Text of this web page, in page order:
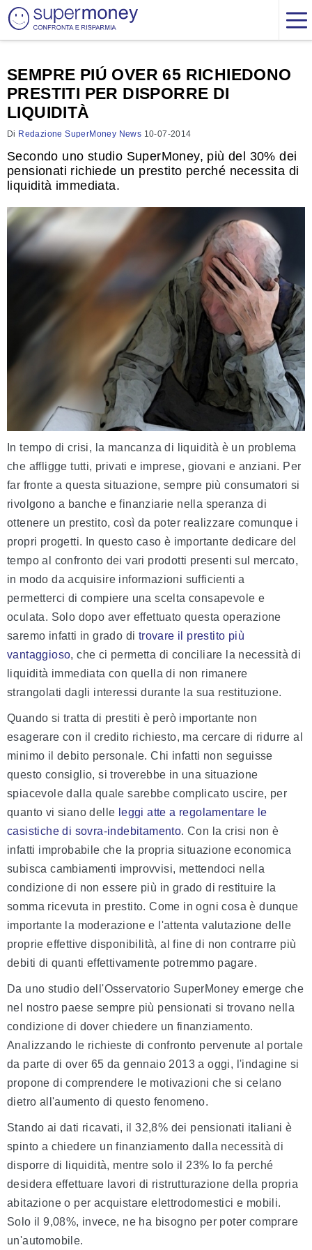
SEMPRE PIÚ OVER 65 RICHIEDONO
PRESTITI PER DISPORRE DI
LIQUIDITÀ
Di Redazione SuperMoney News 10-07-2014
Secondo uno studio SuperMoney, più del 30% dei
pensionati richiede un prestito perché necessita di
liquidità immediata.
In tempo di crisi, la mancanza di liquidità è un problema
che affligge tutti, privati e imprese, giovani e anziani. Per
far fronte a questa situazione, sempre più consumatori si
rivolgono a banche e finanziarie nella speranza di
ottenere un prestito, così da poter realizzare comunque i
propri progetti. In questo caso è importante dedicare del
tempo al confronto dei vari prodotti presenti sul mercato,
in modo da acquisire informazioni sufficienti a
permetterci di compiere una scelta consapevole e
oculata. Solo dopo aver effettuato questa operazione
saremo infatti in grado di trovare il prestito più
vantaggioso, che ci permetta di conciliare la necessità di
liquidità immediata con quella di non rimanere
strangolati dagli interessi durante la sua restituzione.
Quando si tratta di prestiti è però importante non
esagerare con il credito richiesto, ma cercare di ridurre al
minimo il debito personale. Chi infatti non seguisse
questo consiglio, si troverebbe in una situazione
spiacevole dalla quale sarebbe complicato uscire, per
quanto vi siano delle leggi atte a regolamentare le
casistiche di sovra-indebitamento. Con la crisi non è
infatti improbabile che la propria situazione economica
subisca cambiamenti improvvisi, mettendoci nella
condizione di non essere più in grado di restituire la
somma ricevuta in prestito. Come in ogni cosa è dunque
importante la moderazione e l'attenta valutazione delle
proprie effettive disponibilità, al fine di non contrarre più
debiti di quanti effettivamente potremmo pagare.
Da uno studio dell'Osservatorio SuperMoney emerge che
nel nostro paese sempre più pensionati si trovano nella
condizione di dover chiedere un finanziamento.
Analizzando le richieste di confronto pervenute al portale
da parte di over 65 da gennaio 2013 a oggi, l'indagine si
propone di comprendere le motivazioni che si celano
dietro all'aumento di questo fenomeno.
Stando ai dati ricavati, il 32,8% dei pensionati italiani è
spinto a chiedere un finanziamento dalla necessità di
disporre di liquidità, mentre solo il 23% lo fa perché
desidera effettuare lavori di ristrutturazione della propria
abitazione o per acquistare elettrodomestici e mobili.
Solo il 9,08%, invece, ne ha bisogno per poter comprare
un'automobile.